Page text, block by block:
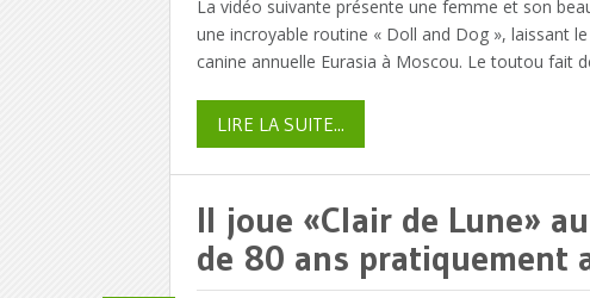
La vidéo suivante présente une femme et son
une incroyable routine « Doll and Dog », laissant
canine annuelle Eurasia à Moscou. Le toutou fait
LIRE LA SUITE...
Il joue «Clair de Lune»
de 80 ans pratiquement